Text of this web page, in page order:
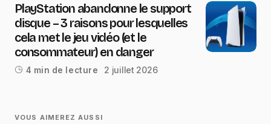
PlayStation abandonne le support
disque – 3 raisons pour lesquelles
cela met le jeu vidéo (et le
consommateur) en danger
4 min de lecture 2 juillet 2026
VOUS AIMEREZ AUSSI